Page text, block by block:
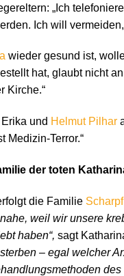
„Ich
Ich will
wieder gesund ist,
hat, glaubt nicht
Kirche.“
und Helmut Pilhar
Medizin-Terror.“
der toten
die Familie Scharpf
weil wir unsere
haben“, sagt
– egal welcher
des